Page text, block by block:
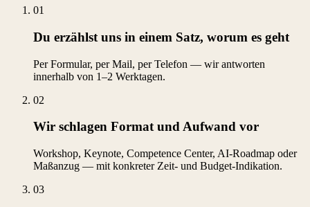
01
Du erzählst uns in einem Satz, worum es geht
Per Formular, per Mail, per Telefon — wir antworten
innerhalb von 1–2 Werktagen.
02
Wir schlagen Format und Aufwand vor
Workshop, Keynote, Competence Center, AI-Roadmap oder
Maßanzug — mit konkreter Zeit- und Budget-Indikation.
03